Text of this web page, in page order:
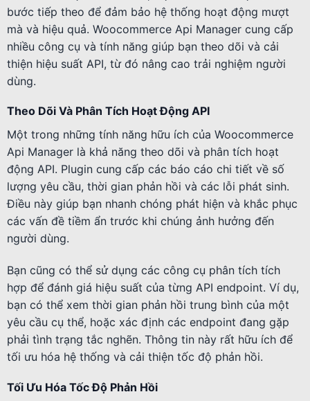
bước tiếp theo để đảm bảo hệ thống hoạt động mượt
mà và hiệu quả. Woocommerce Api Manager cung cấp
nhiều công cụ và tính năng giúp bạn theo dõi và cải
thiện hiệu suất API, từ đó nâng cao trải nghiệm người
dùng.
Theo Dõi Và Phân Tích Hoạt Động API
Một trong những tính năng hữu ích của Woocommerce
Api Manager là khả năng theo dõi và phân tích hoạt
động API. Plugin cung cấp các báo cáo chi tiết về số
lượng yêu cầu, thời gian phản hồi và các lỗi phát sinh.
Điều này giúp bạn nhanh chóng phát hiện và khắc phục
các vấn đề tiềm ẩn trước khi chúng ảnh hưởng đến
người dùng.
Bạn cũng có thể sử dụng các công cụ phân tích tích
hợp để đánh giá hiệu suất của từng API endpoint. Ví dụ,
bạn có thể xem thời gian phản hồi trung bình của một
yêu cầu cụ thể, hoặc xác định các endpoint đang gặp
phải tình trạng tắc nghẽn. Thông tin này rất hữu ích để
tối ưu hóa hệ thống và cải thiện tốc độ phản hồi.
Tối Ưu Hóa Tốc Độ Phản Hồi